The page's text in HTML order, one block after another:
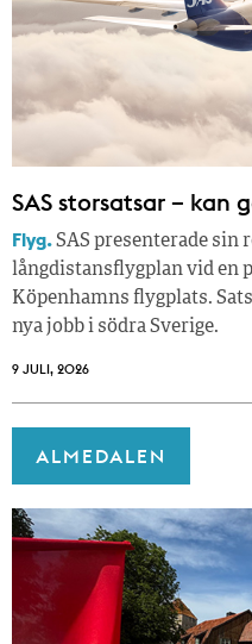
SAS storsatsar – kan
Flyg.SAS presenterade sin
långdistansflygplan vid en
Köpenhamns flygplats.
nya jobb i södra Sverige.
9 JULI, 2026
ALMEDALEN